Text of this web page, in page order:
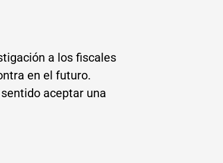
a los fiscales
en el futuro.
aceptar una